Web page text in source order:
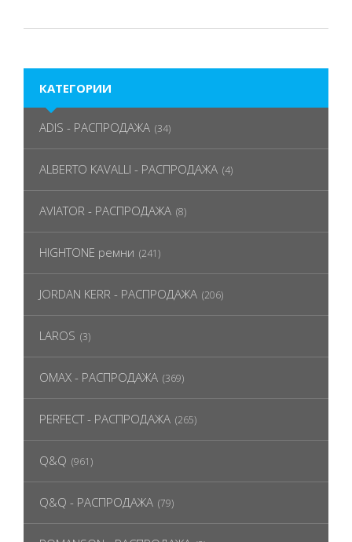
КАТЕГОРИИ
ADIS - РАСПРОДАЖА (34)
ALBERTO KAVALLI - РАСПРОДАЖА (4)
AVIATOR - РАСПРОДАЖА (8)
HIGHTONE ремни (241)
JORDAN KERR - РАСПРОДАЖА (206)
LAROS (3)
OMAX - РАСПРОДАЖА (369)
PERFECT - РАСПРОДАЖА (265)
Q&Q (961)
Q&Q - РАСПРОДАЖА (79)